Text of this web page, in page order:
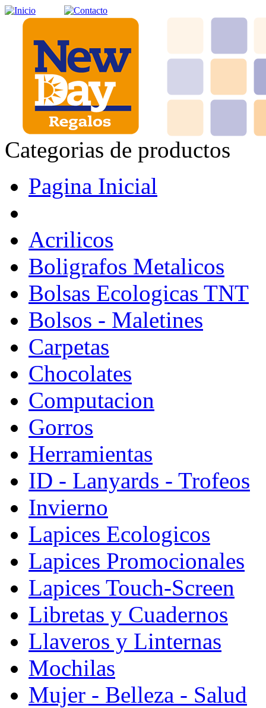
Categorias de productos
Pagina Inicial
Acrilicos
Boligrafos Metalicos
Bolsas Ecologicas TNT
Bolsos - Maletines
Carpetas
Chocolates
Computacion
Gorros
Herramientas
ID - Lanyards - Trofeos
Invierno
Lapices Ecologicos
Lapices Promocionales
Lapices Touch-Screen
Libretas y Cuadernos
Llaveros y Linternas
Mochilas
Mujer - Belleza - Salud